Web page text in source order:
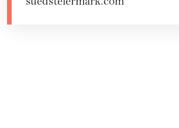
suedsteiermark.com